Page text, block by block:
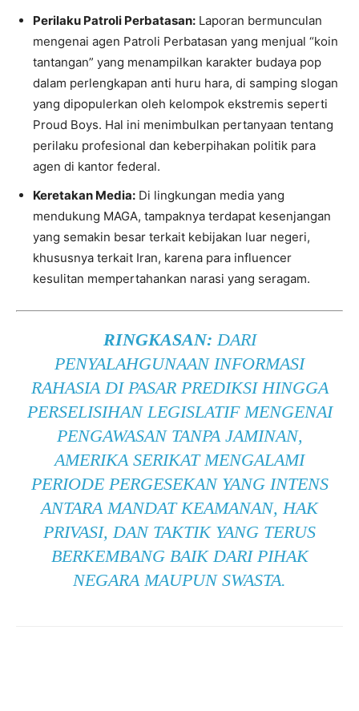
Perilaku Patroli Perbatasan: Laporan bermunculan
mengenai agen Patroli Perbatasan yang menjual “koin
tantangan” yang menampilkan karakter budaya pop
dalam perlengkapan anti huru hara, di samping slogan
yang dipopulerkan oleh kelompok ekstremis seperti
Proud Boys. Hal ini menimbulkan pertanyaan tentang
perilaku profesional dan keberpihakan politik para
agen di kantor federal.
Keretakan Media: Di lingkungan media yang
mendukung MAGA, tampaknya terdapat kesenjangan
yang semakin besar terkait kebijakan luar negeri,
khususnya terkait Iran, karena para influencer
kesulitan mempertahankan narasi yang seragam.
RINGKASAN: DARI
PENYALAHGUNAAN INFORMASI
RAHASIA DI PASAR PREDIKSI HINGGA
PERSELISIHAN LEGISLATIF MENGENAI
PENGAWASAN TANPA JAMINAN,
AMERIKA SERIKAT MENGALAMI
PERIODE PERGESEKAN YANG INTENS
ANTARA MANDAT KEAMANAN, HAK
PRIVASI, DAN TAKTIK YANG TERUS
BERKEMBANG BAIK DARI PIHAK
NEGARA MAUPUN SWASTA.